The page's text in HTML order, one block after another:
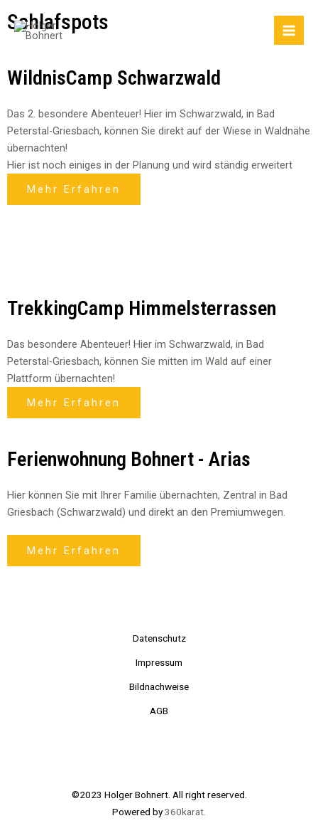
Inhalt
springen
Schlafspots
WildnisCamp Schwarzwald
Das 2. besondere Abenteuer! Hier im Schwarzwald, in Bad
Peterstal-Griesbach, können Sie direkt auf der Wiese in Waldnähe
übernachten!
Hier ist noch einiges in der Planung und wird ständig erweitert
Mehr Erfahren
TrekkingCamp Himmelsterrassen
Das besondere Abenteuer! Hier im Schwarzwald, in Bad
Peterstal-Griesbach, können Sie mitten im Wald auf einer
Plattform übernachten!
Mehr Erfahren
Ferienwohnung Bohnert - Arias
Hier können Sie mit Ihrer Familie übernachten, Zentral in Bad
Griesbach (Schwarzwald) und direkt an den Premiumwegen.
Mehr Erfahren
Datenschutz
Impressum
Bildnachweise
AGB
©2023 Holger Bohnert. All right reserved.
Powered by360karat.